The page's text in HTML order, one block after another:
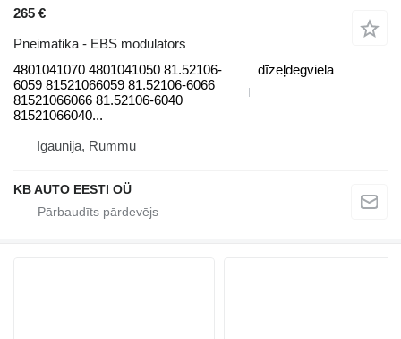
265 €
Pneimatika - EBS modulators
4801041070 4801041050 81.52106-
6059 81521066059 81.52106-6066
81521066066 81.52106-6040
81521066040...
dīzeļdegviela
Igaunija, Rummu
KB AUTO EESTI OÜ